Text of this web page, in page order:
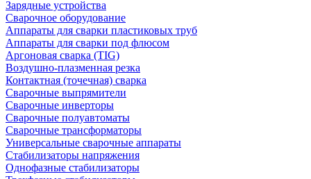
Зарядные устройства
Сварочное оборудование
Аппараты для сварки пластиковых труб
Аппараты для сварки под флюсом
Аргоновая сварка (TIG)
Воздушно-плазменная резка
Контактная (точечная) сварка
Сварочные выпрямители
Сварочные инверторы
Сварочные полуавтоматы
Сварочные трансформаторы
Универсальные сварочные аппараты
Стабилизаторы напряжения
Однофазные стабилизаторы